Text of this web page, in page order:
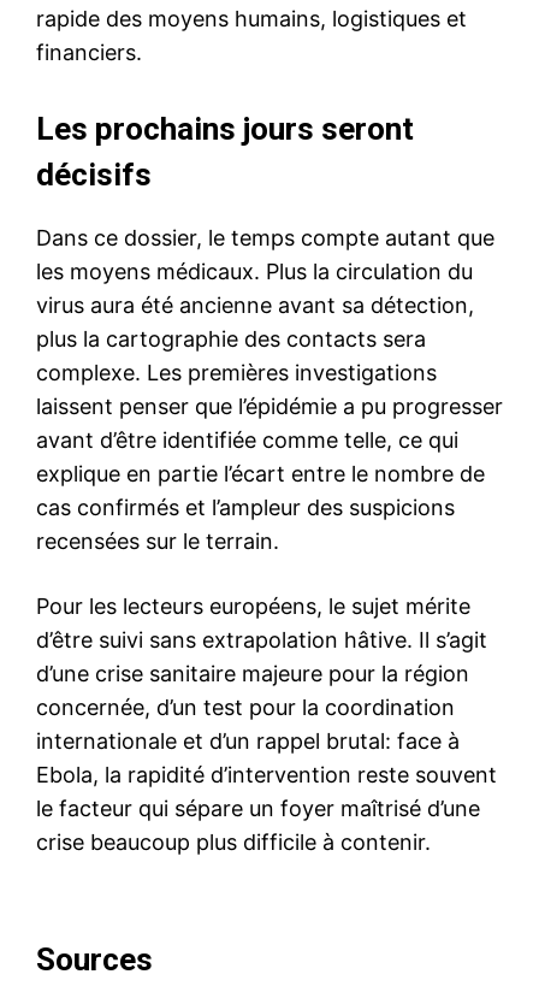
rapide des moyens humains, logistiques et
financiers.
Les prochains jours seront
décisifs
Dans ce dossier, le temps compte autant que
les moyens médicaux. Plus la circulation du
virus aura été ancienne avant sa détection,
plus la cartographie des contacts sera
complexe. Les premières investigations
laissent penser que l’épidémie a pu progresser
avant d’être identifiée comme telle, ce qui
explique en partie l’écart entre le nombre de
cas confirmés et l’ampleur des suspicions
recensées sur le terrain.
Pour les lecteurs européens, le sujet mérite
d’être suivi sans extrapolation hâtive. Il s’agit
d’une crise sanitaire majeure pour la région
concernée, d’un test pour la coordination
internationale et d’un rappel brutal: face à
Ebola, la rapidité d’intervention reste souvent
le facteur qui sépare un foyer maîtrisé d’une
crise beaucoup plus difficile à contenir.
Sources